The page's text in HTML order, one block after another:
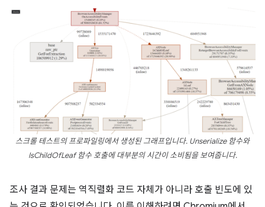
스크롤 테스트의 프로파일링에서 생성된 그래프입니다. Unserialize 함수와
IsChildOfLeaf 함수 호출에 대부분의 시간이 소비됨을 보여줍니다.
조사 결과 문제는 역직렬화 코드 자체가 아니라 호출 빈도에 있